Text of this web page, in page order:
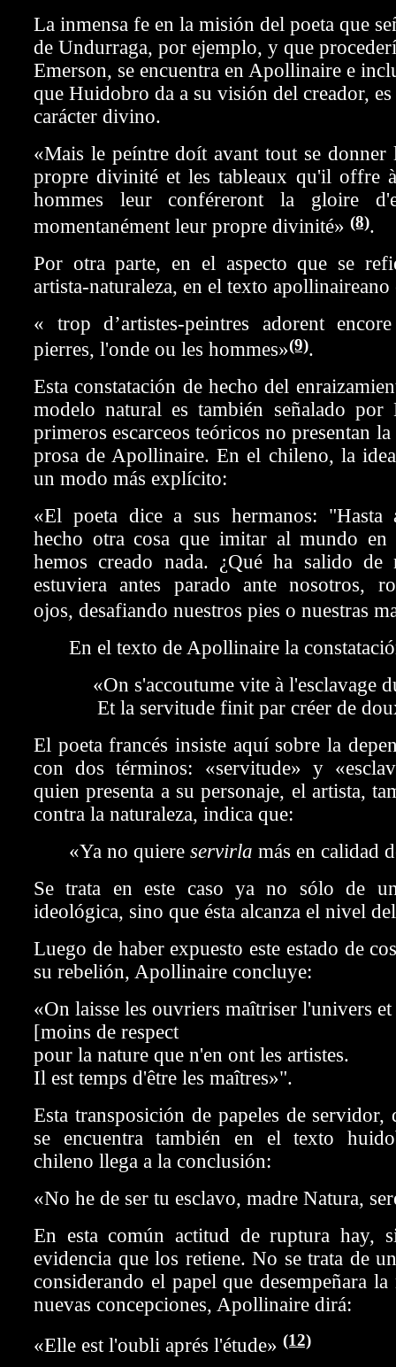
La inmensa fe en la misión del poeta que
de Undurraga, por ejemplo, y que
Emerson, se encuentra en Apollinaire e
que Huidobro da a su visión del creador,
carácter divino.
«Mais le peíntre doít avant tout se donner
propre divinité et les tableaux qu'il offre
hommes leur conféreront la gloire
momentanément leur propre divinité» (8).
Por otra parte, en el aspecto que se
artista-naturaleza, en el texto apollinaireano
« trop d’artistes-peintres adorent
pierres, l'onde ou les hommes»(9).
Esta constatación de hecho del
modelo natural es también señalado por
primeros escarceos teóricos no presentan
prosa de Apollinaire. En el chileno, la
un modo más explícito:
«El poeta dice a sus hermanos: "Hasta
hecho otra cosa que imitar al mundo en
hemos creado nada. ¿Qué ha salido de
estuviera antes parado ante nosotros,
ojos, desafiando nuestros pies o nuestras
En el texto de Apollinaire la
«On s'accoutume vite à l'esclavage
Et la servitude finit par créer de
El poeta francés insiste aquí sobre la
con dos términos: «servitude» y
quien presenta a su personaje, el artista,
contra la naturaleza, indica que:
«Ya no quiere servirla más en calidad
Se trata en este caso ya no sólo de
ideológica, sino que ésta alcanza el nivel
Luego de haber expuesto este estado de
su rebelión, Apollinaire concluye:
«On laisse les ouvriers maîtriser l'univers
[moins de respect
pour la nature que n'en ont les artistes.
Il est temps d'être les maîtres»".
Esta transposición de papeles de servidor,
se encuentra también en el texto
chileno llega a la conclusión:
«No he de ser tu esclavo, madre Natura,
En esta común actitud de ruptura hay,
evidencia que los retiene. No se trata de
considerando el papel que desempeñara la
nuevas concepciones, Apollinaire dirá:
«Elle est l'oubli aprés l'étude» (12)